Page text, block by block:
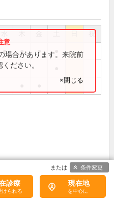
祝
● ● ●
場合があります。来院前
ださい。
×閉じる
細をみる
診療 現在地
条件変更